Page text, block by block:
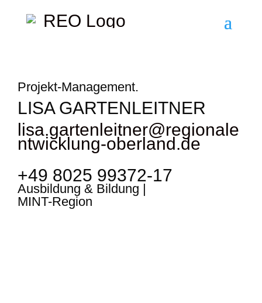
Projekt-Management.
LISA GARTENLEITNER
lisa.gartenleitner@regionale
ntwicklung-oberland.de
+49 8025 99372-17
Ausbildung & Bildung |
MINT-Region